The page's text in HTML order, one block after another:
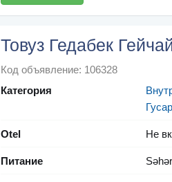
Товуз Гедабек
Код объявление: 106328
Категория
Гусар
Otel Не
Питание Səhər